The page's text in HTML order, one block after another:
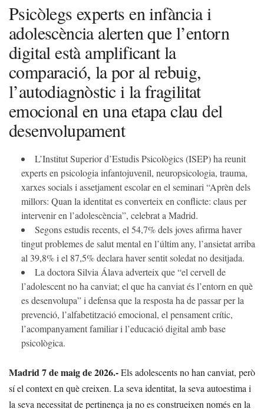
Psicòlegs experts en infància i
adolescència alerten que l’entorn
digital està amplificant la
comparació, la por al rebuig,
l’autodiagnòstic i la fragilitat
emocional en una etapa clau del
desenvolupament
L’Institut Superior d’Estudis Psicològics (ISEP) ha reunit
experts en psicologia infantojuvenil, neuropsicologia, trauma,
xarxes socials i assetjament escolar en el seminari “Aprèn dels
millors: Quan la identitat es converteix en conflicte: claus per
intervenir en l’adolescència”, celebrat a Madrid.
Segons estudis recents, el 54,7% dels joves afirma haver
tingut problemes de salut mental en l’últim any, l’ansietat arriba
al 39,8% i el 87,5% declara haver sentit soledat no desitjada.
La doctora Silvia Álava adverteix que “el cervell de
l’adolescent no ha canviat; el que ha canviat és l’entorn en què
es desenvolupa” i defensa que la resposta ha de passar per la
prevenció, l’alfabetització emocional, el pensament crític,
l’acompanyament familiar i l’educació digital amb base
psicològica.
Madrid 7 de maig de 2026.-Els adolescents no han canviat, però
sí el context en què creixen. La seva identitat, la seva autoestima i
la seva necessitat de pertinença ja no es construeixen només en la